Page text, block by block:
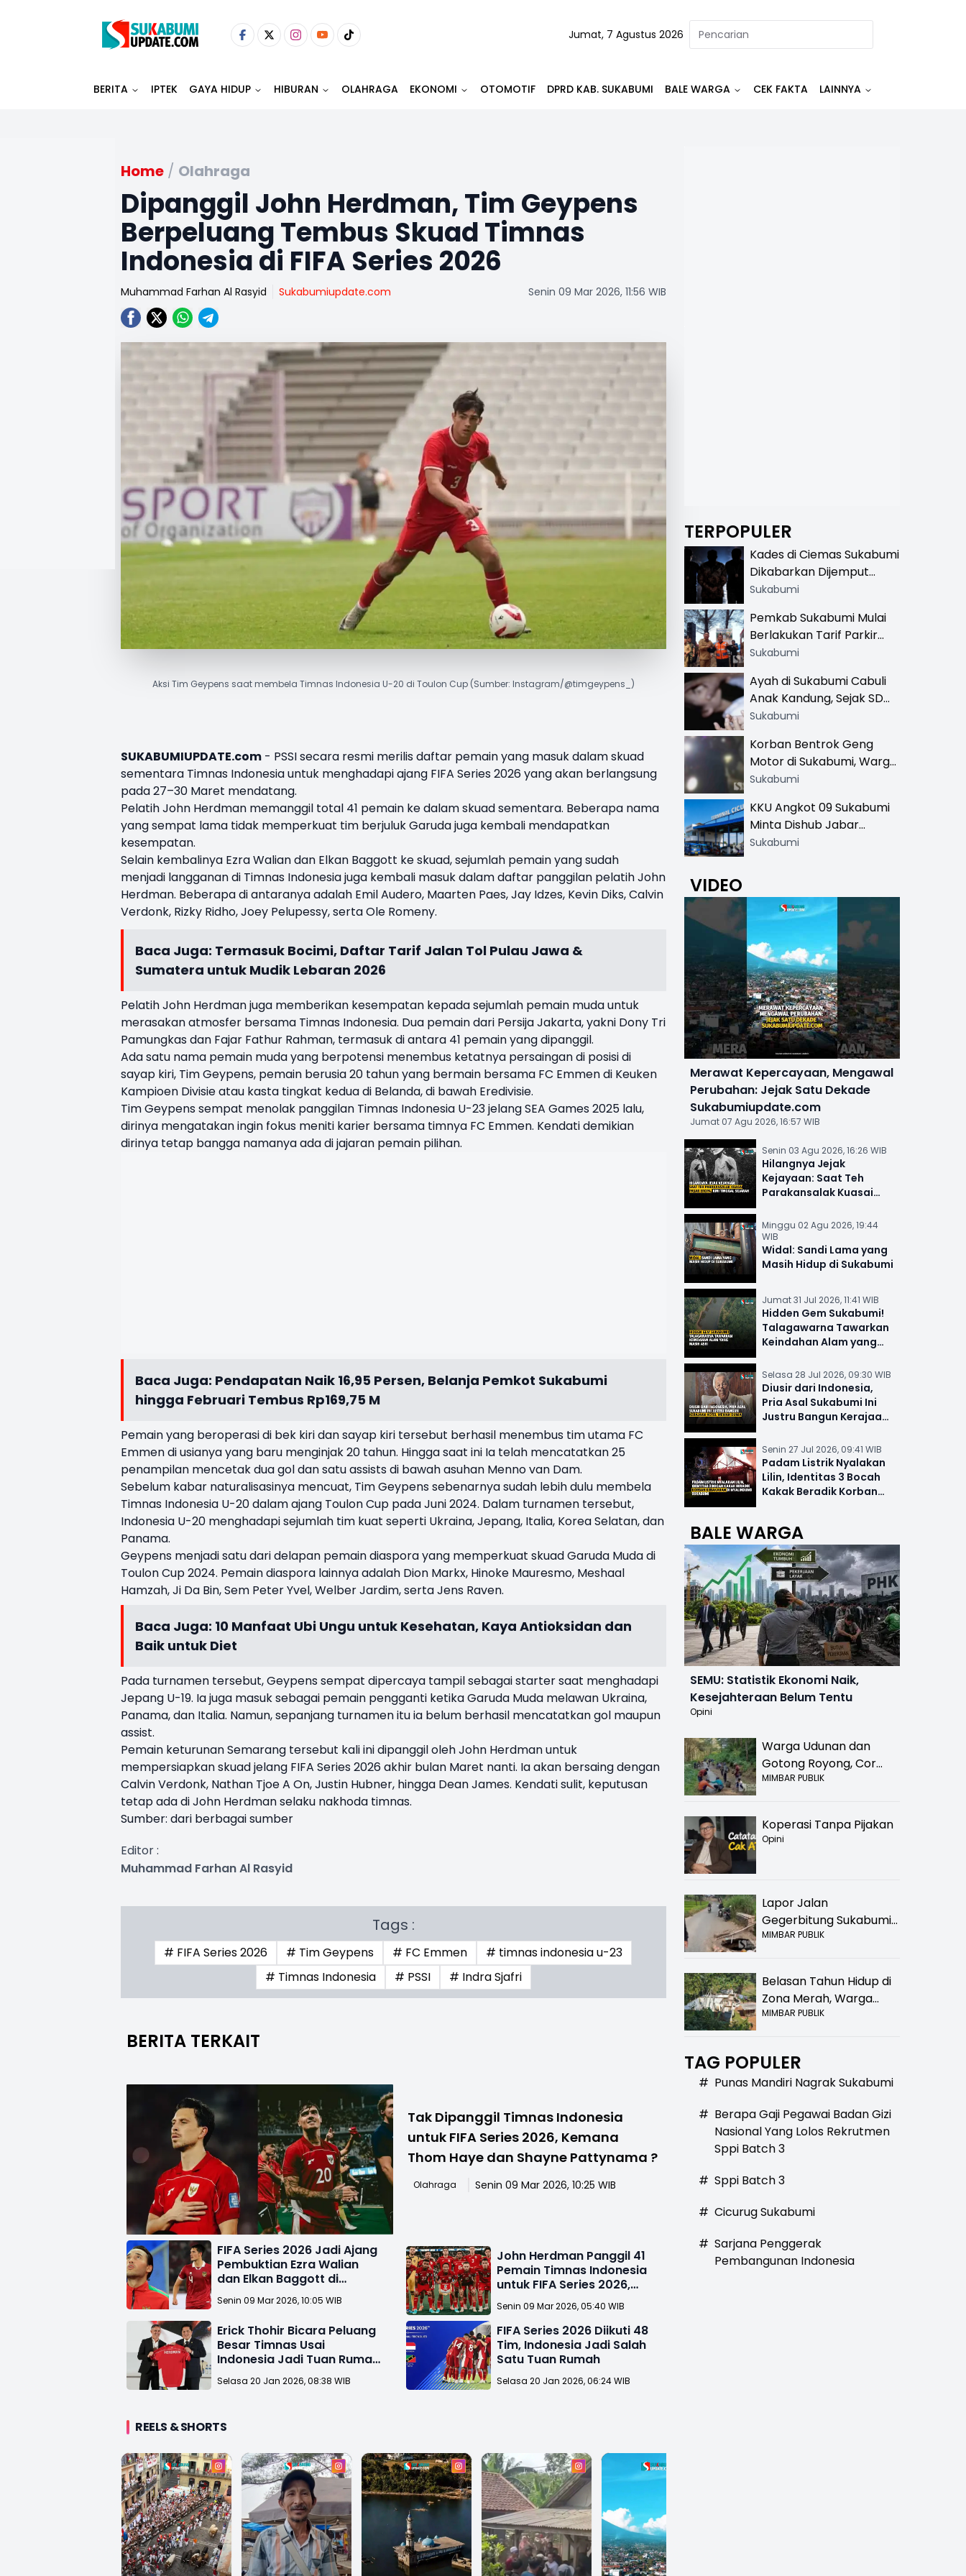
Jumat, 7 Agustus 2026
BERITA IPTEK GAYA HIDUP HIBURAN OLAHRAGA EKONOMI OTOMOTIF DPRD KAB. SUKABUMI BALE WARGA CEK FAKTA LAINNYA
Home / Olahraga
Dipanggil John Herdman, Tim Geypens
Berpeluang Tembus Skuad Timnas
Indonesia di FIFA Series 2026
Muhammad Farhan Al Rasyid Sukabumiupdate.com Senin 09 Mar 2026, 11:56 WIB
Aksi Tim Geypens saat membela Timnas Indonesia U-20 di Toulon Cup (Sumber: Instagram/@timgeypens_)
SUKABUMIUPDATE.com - PSSIsecara resmi merilis daftar pemain yang masuk dalam skuad
sementara Timnas Indonesia untuk menghadapi ajang FIFA Series 2026yang akan berlangsung
pada 27–30 Maret mendatang.
Pelatih John Herdman memanggil total 41 pemain ke dalam skuad sementara. Beberapa nama
yang sempat lama tidak memperkuat tim berjuluk Garuda juga kembali mendapatkan
kesempatan.
Selain kembalinya Ezra Walian dan Elkan Baggott ke skuad, sejumlah pemain yang sudah
menjadi langganan di Timnas Indonesia juga kembali masuk dalam daftar panggilan pelatih John
Herdman. Beberapa di antaranya adalah Emil Audero, Maarten Paes, Jay Idzes, Kevin Diks, Calvin
Verdonk, Rizky Ridho, Joey Pelupessy, serta Ole Romeny.
Baca Juga: Termasuk Bocimi, Daftar Tarif Jalan Tol Pulau Jawa &
Sumatera untuk Mudik Lebaran 2026
Pelatih John Herdman juga memberikan kesempatan kepada sejumlah pemain muda untuk
merasakan atmosfer bersama Timnas Indonesia. Dua pemain dari Persija Jakarta, yakni Dony Tri
Pamungkas dan Fajar Fathur Rahman, termasuk di antara 41 pemain yang dipanggil.
Ada satu nama pemain muda yang berpotensi menembus ketatnya persaingan di posisi di
sayap kiri, Tim Geypens, pemain berusia 20 tahun yang bermain bersama FC Emmen di Keuken
Kampioen Divisie atau kasta tingkat kedua di Belanda, di bawah Eredivisie.
Tim Geypens sempat menolak panggilan Timnas Indonesia U-23 jelang SEA Games 2025 lalu,
dirinya mengatakan ingin fokus meniti karier bersama timnya FC Emmen. Kendati demikian
dirinya tetap bangga namanya ada di jajaran pemain pilihan.
Baca Juga: Pendapatan Naik 16,95 Persen, Belanja Pemkot Sukabumi
hingga Februari Tembus Rp169,75 M
Pemain yang beroperasi di bek kiri dan sayap kiri tersebut berhasil menembus tim utama FC
Emmen di usianya yang baru menginjak 20 tahun. Hingga saat ini Ia telah mencatatkan 25
penampilan mencetak dua gol dan satu assists di bawah asuhan Menno van Dam.
Sebelum kabar naturalisasinya mencuat, Tim Geypens sebenarnya sudah lebih dulu membela
Timnas Indonesia U-20 dalam ajang Toulon Cup pada Juni 2024. Dalam turnamen tersebut,
Indonesia U-20 menghadapi sejumlah tim kuat seperti Ukraina, Jepang, Italia, Korea Selatan, dan
Panama.
Geypens menjadi satu dari delapan pemain diaspora yang memperkuat skuad Garuda Muda di
Toulon Cup 2024. Pemain diaspora lainnya adalah Dion Markx, Hinoke Mauresmo, Meshaal
Hamzah, Ji Da Bin, Sem Peter Yvel, Welber Jardim, serta Jens Raven.
Baca Juga: 10 Manfaat Ubi Ungu untuk Kesehatan, Kaya Antioksidan dan
Baik untuk Diet
Pada turnamen tersebut, Geypens sempat dipercaya tampil sebagai starter saat menghadapi
Jepang U-19. Ia juga masuk sebagai pemain pengganti ketika Garuda Muda melawan Ukraina,
Panama, dan Italia. Namun, sepanjang turnamen itu ia belum berhasil mencatatkan gol maupun
assist.
Pemain keturunan Semarang tersebut kali ini dipanggil oleh John Herdman untuk
mempersiapkan skuad jelang FIFA Series 2026 akhir bulan Maret nanti. Ia akan bersaing dengan
Calvin Verdonk, Nathan Tjoe A On, Justin Hubner, hingga Dean James. Kendati sulit, keputusan
tetap ada di John Herdman selaku nakhoda timnas.
Sumber: dari berbagai sumber
Editor :
Muhammad Farhan Al Rasyid
Tags :
# FIFA Series 2026 # Tim Geypens # FC Emmen
# timnas indonesia u-23
# Timnas Indonesia
# PSSI # Indra Sjafri
BERITA TERKAIT
Tak Dipanggil Timnas Indonesia
untuk FIFA Series 2026, Kemana
Thom Haye dan Shayne Pattynama ?
Olahraga Senin 09 Mar 2026, 10:25 WIB
FIFA Series 2026 Jadi Ajang
Pembuktian Ezra Walian
dan Elkan Baggott di
Timnas Indonesia
Senin 09 Mar 2026, 10:05 WIB
John Herdman Panggil 41
Pemain Timnas Indonesia
untuk FIFA Series 2026,
Elkan Baggott Kembali!
Senin 09 Mar 2026, 05:40 WIB
Erick Thohir Bicara Peluang
Besar Timnas Usai
Indonesia Jadi Tuan Rumah
FIFA Series 2026
Selasa 20 Jan 2026, 08:38 WIB
FIFA Series 2026 Diikuti 48
Tim, Indonesia Jadi Salah
Satu Tuan Rumah
Selasa 20 Jan 2026, 06:24 WIB
REELS & SHORTS
TERPOPULER
Kades di Ciemas Sukabumi
Dikabarkan Dijemput
Satnarkoba, Polisi
Sukabumi
Pemkab Sukabumi Mulai
Berlakukan Tarif Parkir
Resmi di 13 Lokasi Wisata,
Khusus
Sukabumi
Ayah di Sukabumi Cabuli
Anak Kandung, Sejak SD
Hingga SMA
Sukabumi
Korban Bentrok Geng
Motor di Sukabumi, Warga
dan Sopir Tangki
Sukabumi
KKU Angkot 09 Sukabumi
Minta Dishub Jabar
Tertibkan Trayek Ciawi-
Sukabumi
VIDEO
Merawat Kepercayaan, Mengawal
Perubahan: Jejak Satu Dekade
Sukabumiupdate.com
Jumat 07 Agu 2026, 16:57 WIB
Senin 03 Agu 2026, 16:26 WIB
Hilangnya Jejak
Kejayaan: Saat Teh
Parakansalak Kuasai
Sejarah
Minggu 02 Agu 2026, 19:44
WIB
Widal: Sandi Lama yang
Masih Hidup di Sukabumi
Jumat 31 Jul 2026, 11:41 WIB
Hidden Gem Sukabumi!
Talagawarna Tawarkan
Keindahan Alam yang
Selasa 28 Jul 2026, 09:30 WIB
Diusir dari Indonesia,
Pria Asal Sukabumi Ini
Justru Bangun Kerajaan
Senin 27 Jul 2026, 09:41 WIB
Padam Listrik Nyalakan
Lilin, Identitas 3 Bocah
Kakak Beradik Korban
BALE WARGA
SEMU: Statistik Ekonomi Naik,
Kesejahteraan Belum Tentu
Opini
Warga Udunan dan
Gotong Royong, Cor
Jalan Hancur di
MIMBAR PUBLIK
Koperasi Tanpa Pijakan
Opini
Lapor Jalan
Gegerbitung Sukabumi
Bolong! Bahaya Bagi
MIMBAR PUBLIK
Belasan Tahun Hidup di
Zona Merah, Warga
Kampung Nangewer
Relokasi
MIMBAR PUBLIK
TAG POPULER
# Punas Mandiri Nagrak Sukabumi
# Berapa Gaji Pegawai Badan Gizi
Nasional Yang Lolos Rekrutmen
Sppi Batch 3
# Sppi Batch 3
# Cicurug Sukabumi
# Sarjana Penggerak
Pembangunan Indonesia